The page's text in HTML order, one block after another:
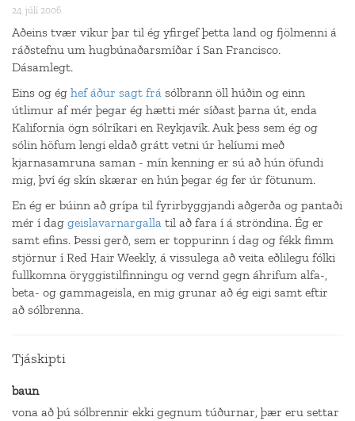
24. júlí 2006
Aðeins tvær vikur þar til ég yfirgef þetta land og fjölmenni á
ráðstefnu um hugbúnaðarsmíðar í San Francisco.
Dásamlegt.
Eins og ég hef áður sagt frá sólbrann öll húðin og einn
útlimur af mér þegar ég hætti mér síðast þarna út, enda
Kalifornía ögn sólríkari en Reykjavík. Auk þess sem ég og
sólin höfum lengi eldað grátt vetni úr helíumi með
kjarnasamruna saman - mín kenning er sú að hún öfundi
mig, því ég skín skærar en hún þegar ég fer úr fötunum.
En ég er búinn að grípa til fyrirbyggjandi aðgerða og pantaði
mér í dag geislavarnargalla til að fara í á ströndina. Ég er
samt efins. Þessi gerð, sem er toppurinn í dag og fékk fimm
stjörnur í Red Hair Weekly, á vissulega að veita eðlilegu fólki
fullkomna öryggistilfinningu og vernd gegn áhrifum alfa-,
beta- og gammageisla, en mig grunar að ég eigi samt eftir
að sólbrenna.
Tjáskipti
baun
vona að þú sólbrennir ekki gegnum túðurnar, þær eru settar